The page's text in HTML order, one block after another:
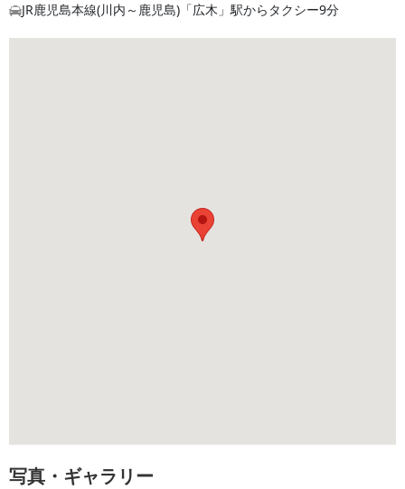
JR鹿児島本線(川内～鹿児島)「広木」駅からタクシー9分
写真・ギャラリー